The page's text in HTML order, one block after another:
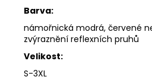
Barva:
námořnická modrá, červené
zvýraznění reflexních pruhů
Velikost:
S-3XL